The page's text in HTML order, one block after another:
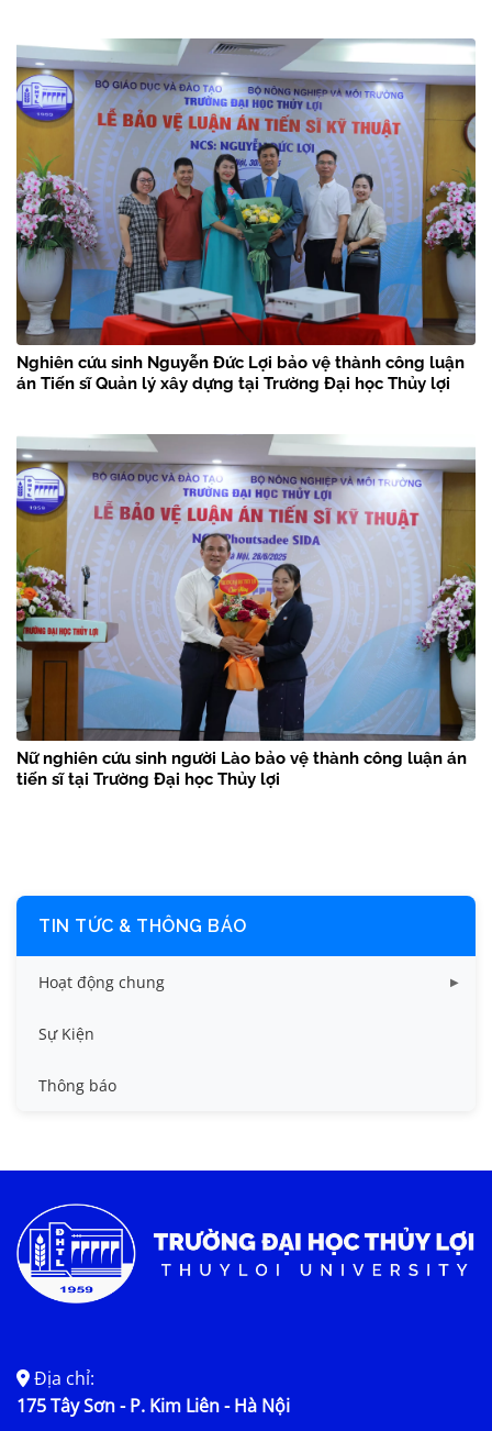
Nghiên cứu sinh Nguyễn Đức Lợi bảo vệ thành công luận
án Tiến sĩ Quản lý xây dựng tại Trường Đại học Thủy lợi
Nữ nghiên cứu sinh người Lào bảo vệ thành công luận án
tiến sĩ tại Trường Đại học Thủy lợi
TIN TỨC & THÔNG BÁO
Hoạt động chung
Tin công tác sinh viên
Tin đào tạo
Tin tức chung
Sự Kiện
Thông báo
Địa chỉ:
175 Tây Sơn - P. Kim Liên - Hà Nội